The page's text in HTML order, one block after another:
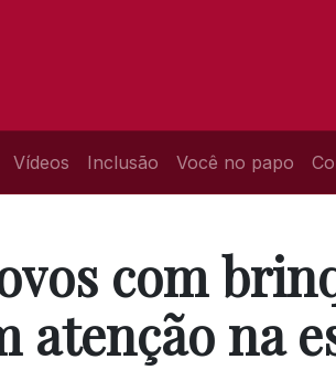
Vídeos Inclusão Você no papo
com
atenção na